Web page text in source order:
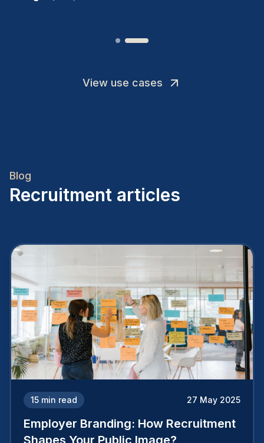
View use cases
Blog
Recruitment articles
15 min read 27 May 2025
Employer Branding: How Recruitment